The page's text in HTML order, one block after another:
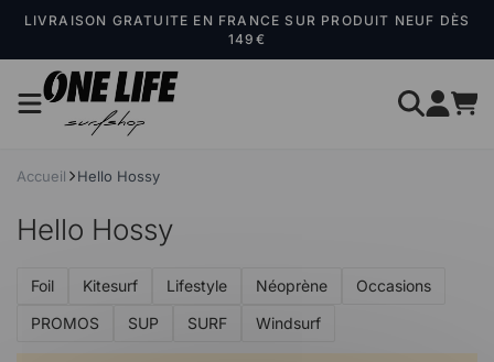
LIVRAISON GRATUITE EN FRANCE SUR PRODUIT NEUF DÈS
149€
Accueil Hello Hossy
Hello Hossy
Foil Kitesurf Lifestyle Néoprène
Occasions
PROMOS
SUP SURF Windsurf